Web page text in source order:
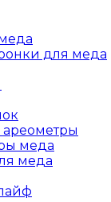
для меда
меда
меда